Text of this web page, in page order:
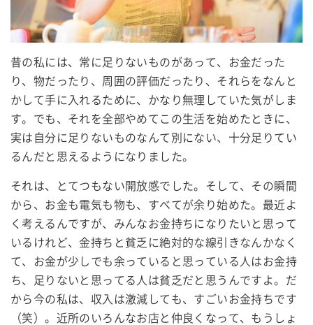
昔の私には、常に足りないものがあって、お金だった
り、物だったり、周囲の評価だったり、それらをなんと
かして手に入れるために、かなり無理していた気がしま
す。でも、それを全部やめてこの生活を始めたときに、
実は自分に足りないものなんて別にない、十分足りてい
るんだと思えるようになりました。
それは、とてつもない開放感でした。そして、その瞬間
から、お金も電気も物も、すべてが余り始めた。最近よ
く考えるんですが、みんなお金持ちになりたいと思って
いるけれど、金持ちと貧乏に絶対的な線引きなんかなく
て、お金が少しでも余っていると思っている人はお金持
ち、足りないと思ってる人は貧乏だと思うんですよ。だ
から今の私は、収入は激減しても、すごいお金持ちです
（笑）。近所のいろんなお店と仲良くなって、もうしょ